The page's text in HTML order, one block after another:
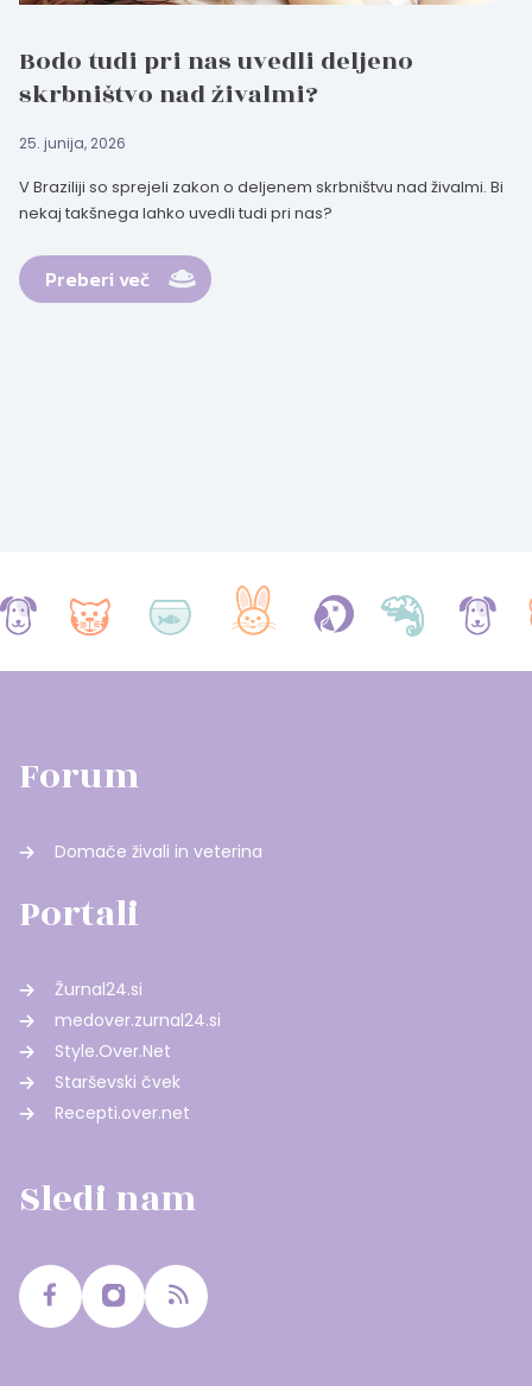
Bodo tudi pri nas uvedli deljeno
skrbništvo nad živalmi?
25. junija, 2026
V Braziliji so sprejeli zakon o deljenem skrbništvu nad živalmi. Bi
nekaj takšnega lahko uvedli tudi pri nas?
Preberi več
Forum
Domače živali in veterina
Portali
Žurnal24.si
medover.zurnal24.si
Style.Over.Net
Starševski čvek
Recepti.over.net
Sledi nam